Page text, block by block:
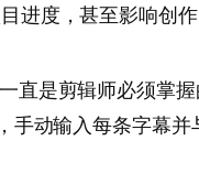
进度，甚至影响创作
直是剪辑师必须掌
手动输入每条字幕